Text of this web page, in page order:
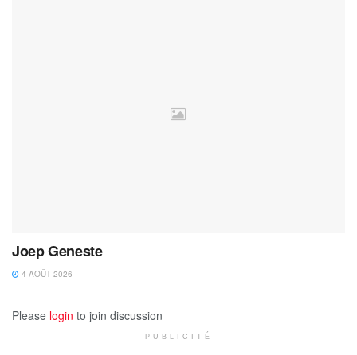
Joep Geneste
4 AOÛT 2026
Please login to join discussion
PUBLICITÉ